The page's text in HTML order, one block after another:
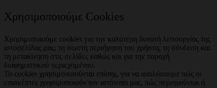
Χρησιμοποιούμε Cookies
Χρησιμοποιούμε cookies για την καλύτερη δυνατή λειτουργίας της
ιστοσελίδας μας, τη σωστή περιήγηση του χρήστη, τη σύνδεση και
τη μετακίνηση στις σελίδες καθώς και για την παροχή
διαφημιστικού περιεχομένου.
Τα cookies χρησιμοποιούνται επίσης, για να αναλύσουμε πώς οι
επισκέπτες χρησιμοποιούν τον ιστότοπο μας, πώς περιηγούνται ή